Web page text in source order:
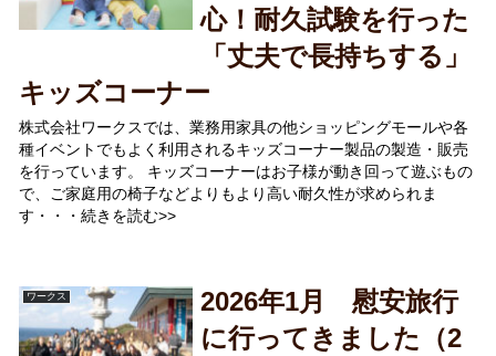
心！耐久試験を行った
「丈夫で長持ちする」
キッズコーナー
株式会社ワークスでは、業務用家具の他ショッピングモールや各
種イベントでもよく利用されるキッズコーナー製品の製造・販売
を行っています。 キッズコーナーはお子様が動き回って遊ぶもの
で、ご家庭用の椅子などよりもより高い耐久性が求められま
す・・・続きを読む>>
ワークス
2026年1月 慰安旅行
に行ってきました（2